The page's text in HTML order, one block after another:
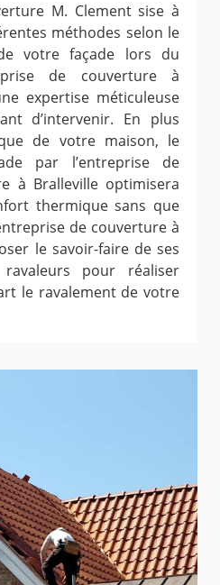
M. Clement sise à
méthodes selon le
votre façade lors du
de couverture à
expertise méticuleuse
d’intervenir. En plus
de votre maison, le
par l’entreprise de
à Bralleville optimisera
thermique sans que
de couverture à
le savoir-faire de ses
pour réaliser
le ravalement de votre